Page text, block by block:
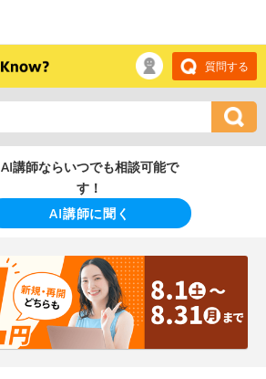
質問する
AI講師ならいつでも相談可能で
す！
AI講師に聞く